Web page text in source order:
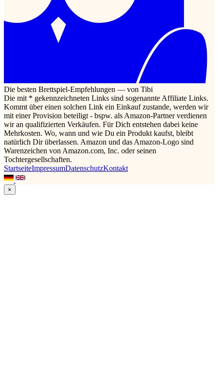
Die besten Brettspiel-Empfehlungen — von Tibi
Die mit * gekennzeichneten Links sind sogenannte Affiliate Links.
Kommt über einen solchen Link ein Einkauf zustande, werden wir
mit einer Provision beteiligt - bspw. als Amazon-Partner verdienen
wir an qualifizierten Verkäufen. Für Dich entstehen dabei keine
Mehrkosten. Wo, wann und wie Du ein Produkt kaufst, bleibt
natürlich Dir überlassen. Amazon und das Amazon-Logo sind
Warenzeichen von Amazon.com, Inc. oder seinen
Tochtergesellschaften.
StartseiteImpressumDatenschutzKontakt
×